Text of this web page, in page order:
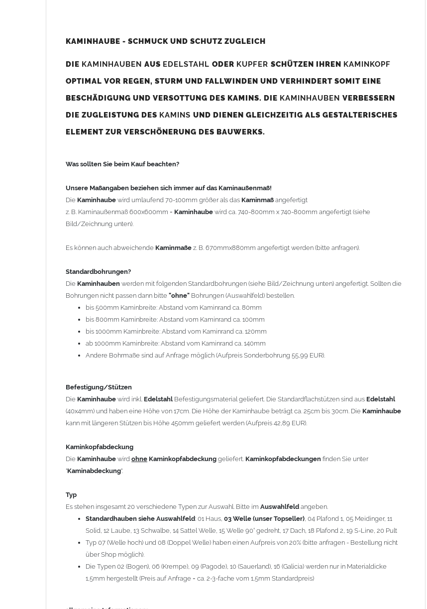
Standardbohrungen?
Bohrungen nicht passen dann bitte"ohne"Bohrungen (Auswahlfeld) bestellen.
bis 500mm Kaminbreite: Abstand vom Kaminrand ca. 80mm
ab 1000mm Kaminbreite: Abstand vom Kaminrand ca. 140mm
Befestigung/Stützen
Kaminhaubewird inkl.Edelstahl
kann mit längeren Stützen bis Höhe 450mm geliefert werden (Aufpreis 42,89 EUR).
Kaminkopfabdeckung
Kaminhaubewirdohne Kaminkopfabdeckunggeliefert.Kaminkopfabdeckungenfinden Sie unter
Kaminabdeckung".
Es stehen insgesamt 20 verschiedene Typen zur Auswahl. Bitte imAuswahlfeld
Standardhauben siehe Auswahlfeld: 01 Haus,03 Welle (unser Topseller)
12 Laube, 13 Schwalbe, 14 Sattel Welle, 15 Welle 90° gedreht, 17 Dach, 18 Plafond 2, 19 S-Line, 20 Pult
Die Typen 02 (Bogen), 06 (Krempe), 09 (Pagode), 10 (Sauerland), 16 (Galicia) werden nur in Materialdicke 1,5mm
hergestellt (Preis auf Anfrage = ca. 2-3-fache vom 1,5mm Standardpreis)
Ab einerKaminlänge
Bei der Kombination mitWetterfahneundKaminbreite über 900mm wird dieKaminhaubein 1,5mm Dicke
angefertigt.
= 145,39 EUR) geliefert werden.
Bitte besprechen Sie den Einbau derKaminhaubemit Ihrem zuständigenSchornsteinfeger
KAMINHAUBE - SCHMUCK UND SCHUTZ ZUGLEICH
DIE KAMINHAUBEN AUS EDELSTAHL ODER KUPFER SCHÜTZEN IHREN KAMINKOPF
OPTIMAL VOR REGEN, STURM UND FALLWINDEN UND VERHINDERT SOMIT EINE
BESCHÄDIGUNG UND VERSOTTUNG DES KAMINS. DIE KAMINHAUBEN VERBESSERN
DIE ZUGLEISTUNG DES KAMINS UND DIENEN GLEICHZEITIG ALS GESTALTERISCHES
ELEMENT ZUR VERSCHÖNERUNG DES BAUWERKS.
Was sollten Sie beim Kauf beachten?
Unsere Maßangaben beziehen sich immer auf das Kaminaußenmaß!
Die Kaminhaube wird umlaufend 70-100mm größer als das Kaminmaß angefertigt
z. B. Kaminaußenmaß 600x600mm = Kaminhaube wird ca. 740-800mm x 740-800mm angefertigt (siehe
Bild/Zeichnung unten).
Es können auch abweichende Kaminmaße z. B. 670mmx880mm angefertigt werden (bitte anfragen).
Standardbohrungen?
Die Kaminhauben werden mit folgenden Standardbohrungen (siehe Bild/Zeichnung unten) angefertigt. Sollten die
Bohrungen nicht passen dann bitte "ohne" Bohrungen (Auswahlfeld) bestellen.
bis 500mm Kaminbreite: Abstand vom Kaminrand ca. 80mm
bis 800mm Kaminbreite: Abstand vom Kaminrand ca. 100mm
bis 1000mm Kaminbreite: Abstand vom Kaminrand ca. 120mm
ab 1000mm Kaminbreite: Abstand vom Kaminrand ca. 140mm
Andere Bohrmaße sind auf Anfrage möglich (Aufpreis Sonderbohrung 55,99 EUR).
Befestigung/Stützen
Die Kaminhaube wird inkl. Edelstahl Befestigungsmaterial geliefert. Die Standardflachstützen sind aus Edelstahl
(40x4mm) und haben eine Höhe von 17cm. Die Höhe der Kaminhaube beträgt ca. 25cm bis 30cm. Die Kaminhaube
kann mit längeren Stützen bis Höhe 450mm geliefert werden (Aufpreis 42,89 EUR).
Kaminkopfabdeckung
Die Kaminhaube wird ohne Kaminkopfabdeckung geliefert. Kaminkopfabdeckungen finden Sie unter
"Kaminabdeckung".
Typ
Es stehen insgesamt 20 verschiedene Typen zur Auswahl. Bitte im Auswahlfeld angeben.
Standardhauben siehe Auswahlfeld: 01 Haus, 03 Welle (unser Topseller) , 04 Plafond 1, 05 Meidinger, 11
Solid, 12 Laube, 13 Schwalbe, 14 Sattel Welle, 15 Welle 90° gedreht, 17 Dach, 18 Plafond 2, 19 S-Line, 20 Pult
Typ 07 (Welle hoch) und 08 (Doppel Welle) haben einen Aufpreis von 20% (bitte anfragen - Bestellung nicht
über Shop möglich).
Die Typen 02 (Bogen), 06 (Krempe), 09 (Pagode), 10 (Sauerland), 16 (Galicia) werden nur in Materialdicke
1,5mm hergestellt (Preis auf Anfrage = ca. 2-3-fache vom 1,5mm Standardpreis)